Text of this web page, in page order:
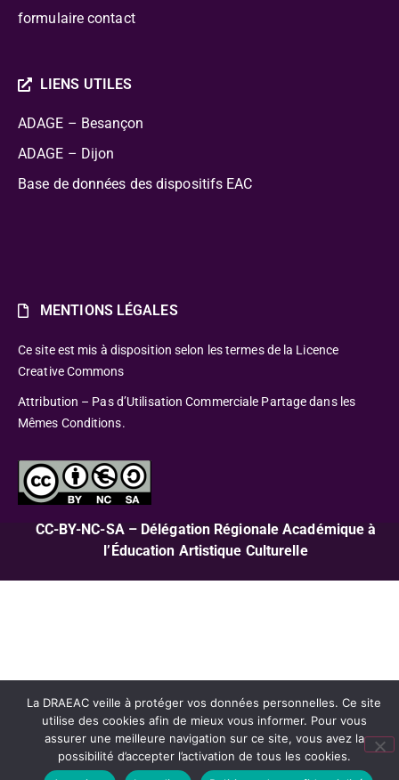
formulaire contact
LIENS UTILES
ADAGE – Besançon
ADAGE – Dijon
Base de données des dispositifs EAC
MENTIONS LÉGALES
Ce site est mis à disposition selon les termes de la Licence
Creative Commons
Attribution – Pas d’Utilisation Commerciale Partage dans les
Mêmes Conditions.
CC-BY-NC-SA – Délégation Régionale Académique à
l’Éducation Artistique Culturelle
La DRAEAC veille à protéger vos données personnelles. Ce site
utilise des cookies afin de mieux vous informer. Pour vous
assurer une meilleure navigation sur ce site, vous avez la
possibilité d’accepter l’activation de tous les cookies.